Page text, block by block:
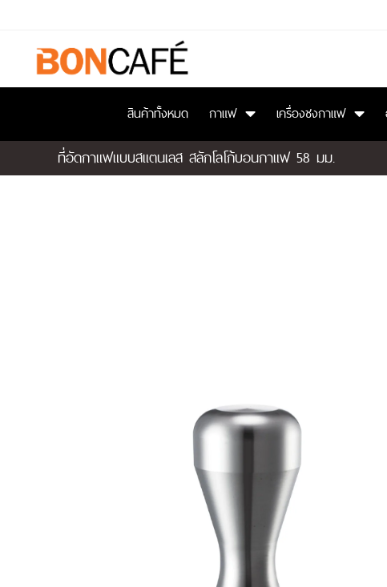
สินค้าทั้งหมด กาแฟ เครื่องชงกาแฟ
ที่อัดกาแฟแบบสแตนเลส สลักโลโก้บอนกาแฟ 58 มม.